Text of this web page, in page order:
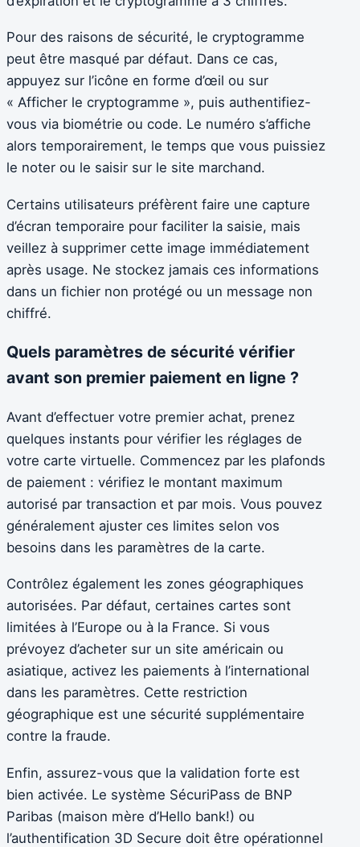
Pour des raisons de sécurité, le cryptogramme
peut être masqué par défaut. Dans ce cas,
appuyez sur l’icône en forme d’œil ou sur
« Afficher le cryptogramme », puis authentifiez-
vous via biométrie ou code. Le numéro s’affiche
alors temporairement, le temps que vous puissiez
le noter ou le saisir sur le site marchand.
Certains utilisateurs préfèrent faire une capture
d’écran temporaire pour faciliter la saisie, mais
veillez à supprimer cette image immédiatement
après usage. Ne stockez jamais ces informations
dans un fichier non protégé ou un message non
chiffré.
Quels paramètres de sécurité vérifier
avant son premier paiement en ligne ?
Avant d’effectuer votre premier achat, prenez
quelques instants pour vérifier les réglages de
votre carte virtuelle. Commencez par les plafonds
de paiement : vérifiez le montant maximum
autorisé par transaction et par mois. Vous pouvez
généralement ajuster ces limites selon vos
besoins dans les paramètres de la carte.
Contrôlez également les zones géographiques
autorisées. Par défaut, certaines cartes sont
limitées à l’Europe ou à la France. Si vous
prévoyez d’acheter sur un site américain ou
asiatique, activez les paiements à l’international
dans les paramètres. Cette restriction
géographique est une sécurité supplémentaire
contre la fraude.
Enfin, assurez-vous que la validation forte est
bien activée. Le système SécuriPass de BNP
Paribas (maison mère d’Hello bank!) ou
l’authentification 3D Secure doit être opérationnel